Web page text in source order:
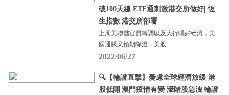
破100天線 ETF通刺激港交所做好| 恆
生指數|港交所部署
上周美聯儲官員轉調以及大行唱好經濟，美
國通脹又預期降溫，美股
2022/06/27
🔍【輪證直擊】憂慮全球經濟放緩 港
股低開|澳門疫情有變 濠賭股急洩|輪證